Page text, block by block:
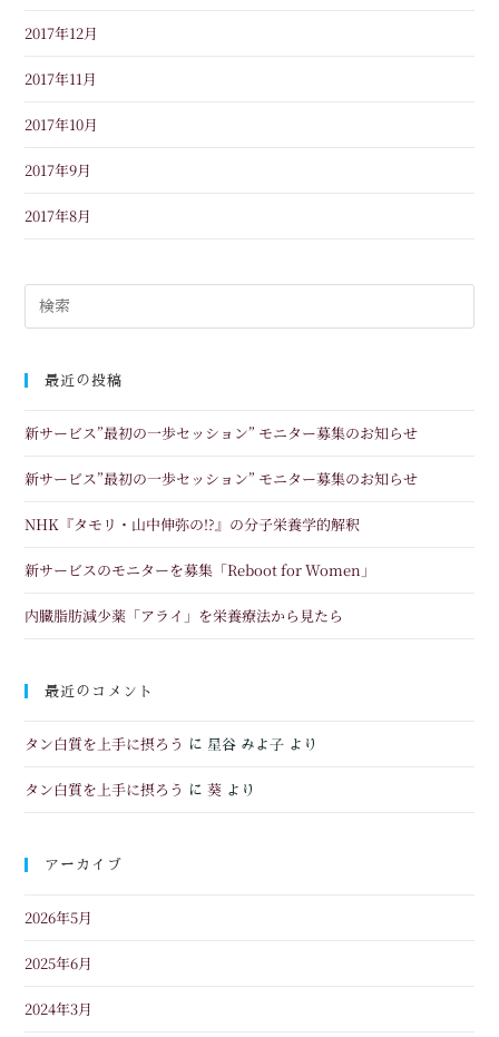
2017年12月
2017年11月
2017年10月
2017年9月
2017年8月
最近の投稿
新サービス”最初の一歩セッション” モニター募集のお知らせ
新サービス”最初の一歩セッション” モニター募集のお知らせ
NHK『タモリ・山中伸弥の!?』の分子栄養学的解釈
新サービスのモニターを募集「Reboot for Women」
内臓脂肪減少薬「アライ」を栄養療法から見たら
最近のコメント
タン白質を上手に摂ろう に 星谷 みよ子 より
タン白質を上手に摂ろう に葵 より
アーカイブ
2026年5月
2025年6月
2024年3月